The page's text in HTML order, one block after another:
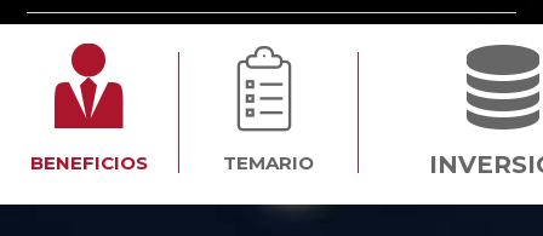
BENEFICIOS TEMARIO